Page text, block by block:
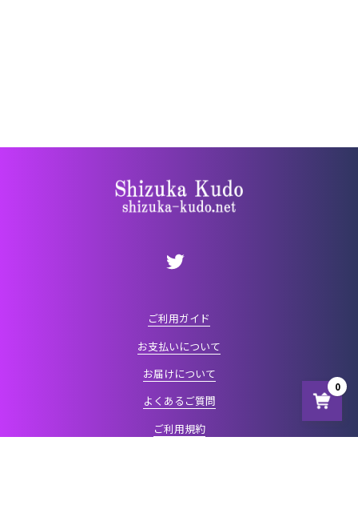
0
ご利用ガイド
お支払いについて
お届けについて
よくあるご質問
ご利用規約